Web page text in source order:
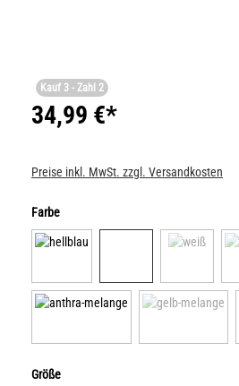
Kauf 3 - Zahl 2
34,99 €*
Preise inkl. MwSt. zzgl. Versandkosten
Farbe
Größe